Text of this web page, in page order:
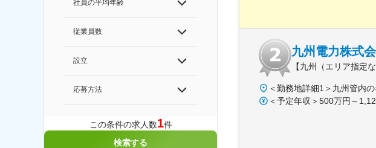
社員の平均年齢
従業員数
設立
応募方法
この条件の求人数1件
検索する
九州電力株式
【九州（エリア指定